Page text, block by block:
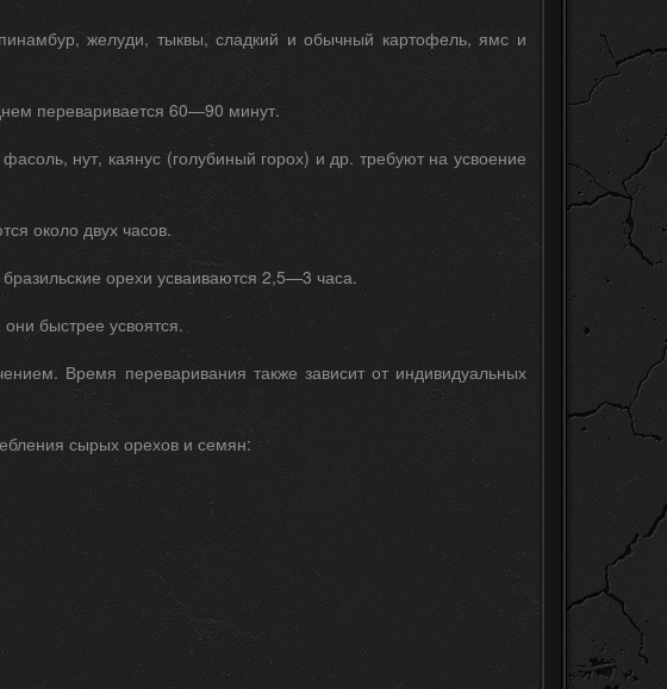
желуди, тыквы, сладкий и обычный картофель, ямс и
переваривается 60—90 минут.
нут, каянус (голубиный горох) и др. требуют на усвоение
около двух часов.
орехи усваиваются 2,5—3 часа.
быстрее усвоятся.
Время переваривания также зависит от индивидуальных
сырых орехов и семян: